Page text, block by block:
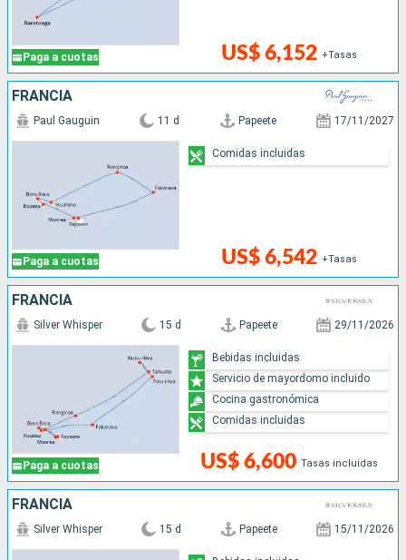
Paga a cuotas US$ 6,152 +Tasas
FRANCIA
Paga a cuotas
Paul Gauguin 11 d Papeete 17/11/2027
US$ 6,542 +Tasas
Comidas incluidas
FRANCIA
Paga a cuotas
Silver Whisper 15 d Papeete 29/11/2026
US$ 6,600 Tasas incluidas
Bebidas incluidas
Servicio de mayordomo incluido
Cocina gastronómica
Comidas incluidas
FRANCIA
Silver Whisper 15 d Papeete 15/11/2026